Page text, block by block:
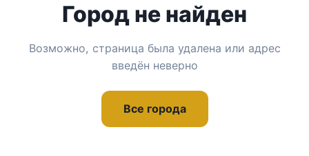
Город не найден
Возможно, страница была удалена или адрес
введён неверно
Все города